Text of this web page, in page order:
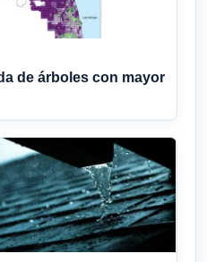
de árboles con mayor